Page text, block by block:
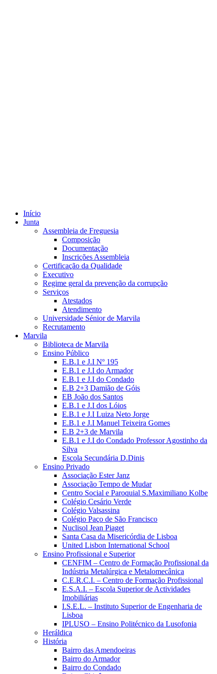
Início
Junta
Assembleia de Freguesia
Composição
Documentação
Inscrições Assembleia
Certificação da Qualidade
Executivo
Regime geral da prevenção da corrupção
Serviços
Atestados
Atendimento
Universidade Sénior de Marvila
Recrutamento
Marvila
Biblioteca de Marvila
Ensino Público
E.B.1 e J.I Nº 195
E.B.1 e J.I do Armador
E.B.1 e J.I do Condado
E.B 2+3 Damião de Góis
EB João dos Santos
E.B.1 e J.I dos Lóios
E.B.1 e J.I Luiza Neto Jorge
E.B.1 e J.I Manuel Teixeira Gomes
E.B 2+3 de Marvila
E.B.1 e J.I do Condado Professor Agostinho da
Silva
Escola Secundária D.Dinis
Ensino Privado
Associação Ester Janz
Associação Tempo de Mudar
Centro Social e Paroquial S.Maximiliano Kolbe
Colégio Cesário Verde
Colégio Valsassina
Colégio Paço de São Francisco
Nuclisol Jean Piaget
Santa Casa da Misericórdia de Lisboa
United Lisbon International School
Ensino Profissional e Superior
CENFIM – Centro de Formação Profissional da
Indústria Metalúrgica e Metalomecânica
C.E.R.C.I. – Centro de Formação Profissional
E.S.A.I. – Escola Superior de Actividades
Imobiliárias
I.S.E.L. – Instituto Superior de Engenharia de
Lisboa
IPLUSO – Ensino Politécnico da Lusofonia
Heráldica
História
Bairro das Amendoeiras
Bairro do Armador
Bairro do Condado